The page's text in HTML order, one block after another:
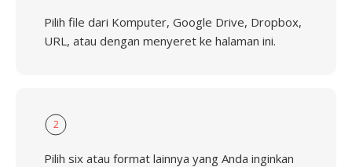
Pilih file dari Komputer, Google Drive, Dropbox,
URL, atau dengan menyeret ke halaman ini.
2
Pilih six atau format lainnya yang Anda inginkan